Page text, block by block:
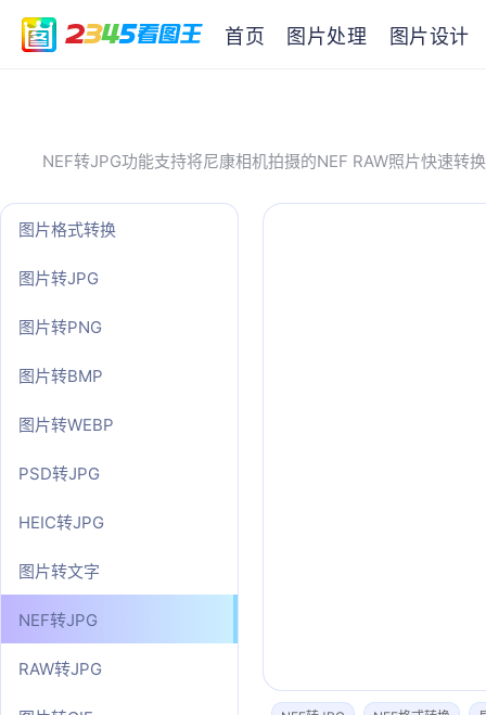
首页 图片处理 图片设计
NEF转JPG功能支持将尼康相机拍摄的NEF RAW照片快速
图片格式转换
图片转JPG
图片转PNG
图片转BMP
图片转WEBP
PSD转JPG
HEIC转JPG
图片转文字
NEF转JPG
RAW转JPG